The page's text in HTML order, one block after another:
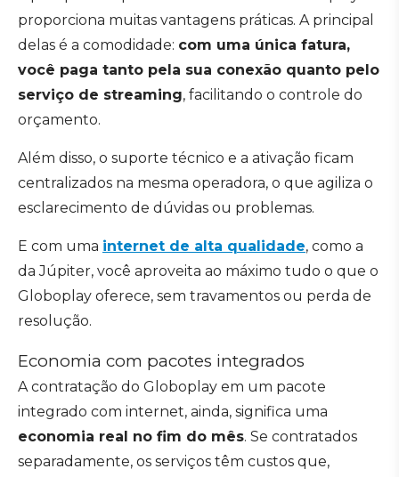
proporciona muitas vantagens práticas. A principal
delas é a comodidade: com uma única fatura,
você paga tanto pela sua conexão quanto pelo
serviço de streaming, facilitando o controle do
orçamento.
Além disso, o suporte técnico e a ativação ficam
centralizados na mesma operadora, o que agiliza o
esclarecimento de dúvidas ou problemas.
E com uma internet de alta qualidade, como a
da Júpiter, você aproveita ao máximo tudo o que o
Globoplay oferece, sem travamentos ou perda de
resolução.
Economia com pacotes integrados
A contratação do Globoplay em um pacote
integrado com internet, ainda, significa uma
economia real no fim do mês. Se contratados
separadamente, os serviços têm custos que,